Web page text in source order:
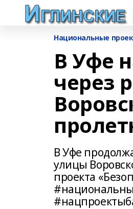
Национальные
В Уфе
через
В Уфе
улицы
проекта